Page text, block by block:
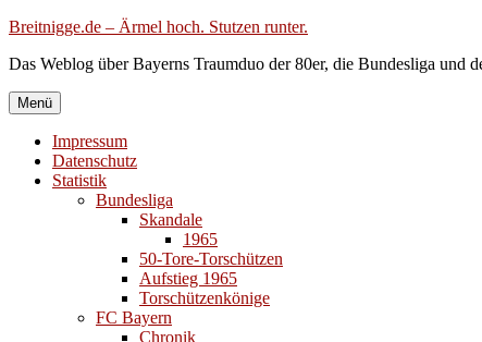
Zum
springen
Breitnigge.de – Ärmel hoch. Stutzen runter.
Das Weblog über Bayerns Traumduo der 80er, die Bundesliga und
Menü
Impressum
Datenschutz
Statistik
Bundesliga
Skandale
1965
50-Tore-Torschützen
Aufstieg 1965
Torschützenkönige
FC Bayern
Chronik